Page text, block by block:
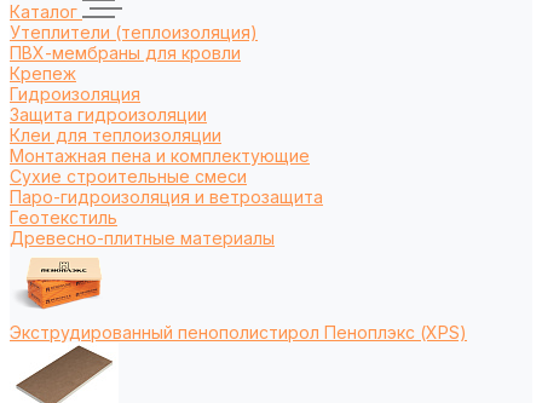
Каталог
Утеплители (теплоизоляция)
ПВХ-мембраны для кровли
Крепеж
Гидроизоляция
Защита гидроизоляции
Клеи для теплоизоляции
Монтажная пена и комплектующие
Сухие строительные смеси
Паро-гидроизоляция и ветрозащита
Геотекстиль
Древесно-плитные материалы
Экструдированный пенополистирол Пеноплэкс (XPS)